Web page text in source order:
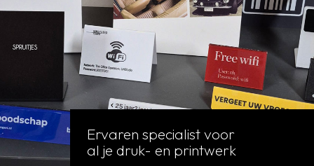
Ervaren specialist voor
al je druk- en printwerk